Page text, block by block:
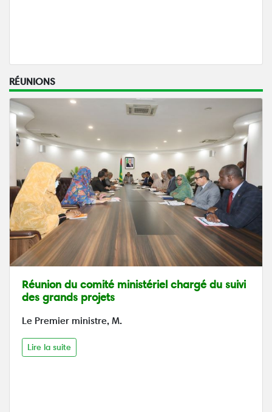
RÉUNIONS
Réunion du comité ministériel chargé du suivi
des grands projets
Le Premier ministre, M.
Lire la suite